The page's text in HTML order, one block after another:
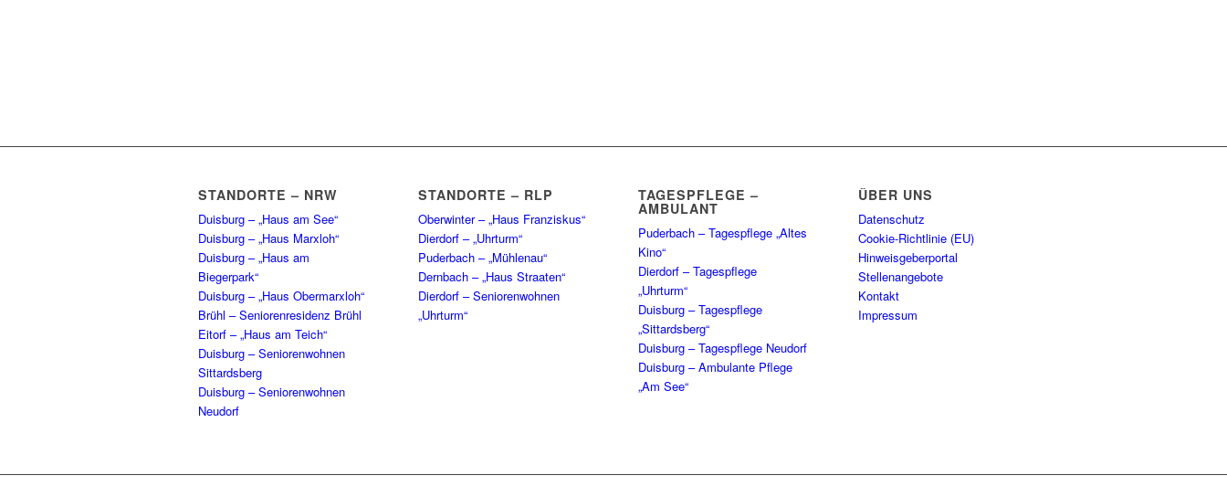
STANDORTE – NRW
Duisburg – „Haus am See“
Duisburg – „Haus Marxloh“
Duisburg – „Haus am
Biegerpark“
Duisburg – „Haus Obermarxloh“
Brühl – Seniorenresidenz Brühl
Eitorf – „Haus am Teich“
Duisburg – Seniorenwohnen
Sittardsberg
Duisburg – Seniorenwohnen
Neudorf
STANDORTE – RLP
Oberwinter – „Haus Franziskus“
Dierdorf – „Uhrturm“
Puderbach – „Mühlenau“
Dernbach – „Haus Straaten“
Dierdorf – Seniorenwohnen
„Uhrturm“
TAGESPFLEGE –
AMBULANT
Puderbach – Tagespflege „Altes
Kino“
Dierdorf – Tagespflege
„Uhrturm“
Duisburg – Tagespflege
„Sittardsberg“
Duisburg – Tagespflege Neudorf
Duisburg – Ambulante Pflege
„Am See“
ÜBER UNS
Datenschutz
Cookie-Richtlinie (EU)
Hinweisgeberportal
Stellenangebote
Kontakt
Impressum